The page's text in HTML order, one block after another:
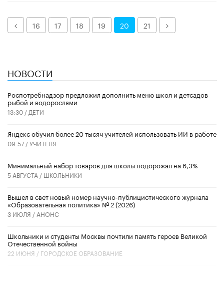
Назад16 17 18 19 20 21 Далее
НОВОСТИ
Роспотребнадзор предложил дополнить меню школ и детсадов
рыбой и водорослями
13:30 / ДЕТИ
​Яндекс обучил более 20 тысяч учителей использовать ИИ в работе
09:57 /УЧИТЕЛЯ
Минимальный набор товаров для школы подорожал на 6,3%
5 АВГУСТА / ШКОЛЬНИКИ
Вышел в свет новый номер научно-публицистического журнала
«Образовательная политика» № 2 (2026)
3 ИЮЛЯ / АНОНС
Школьники и студенты Москвы почтили память героев Великой
Отечественной войны
22 ИЮНЯ / ГОРОДСКОЕ ОБРАЗОВАНИЕ